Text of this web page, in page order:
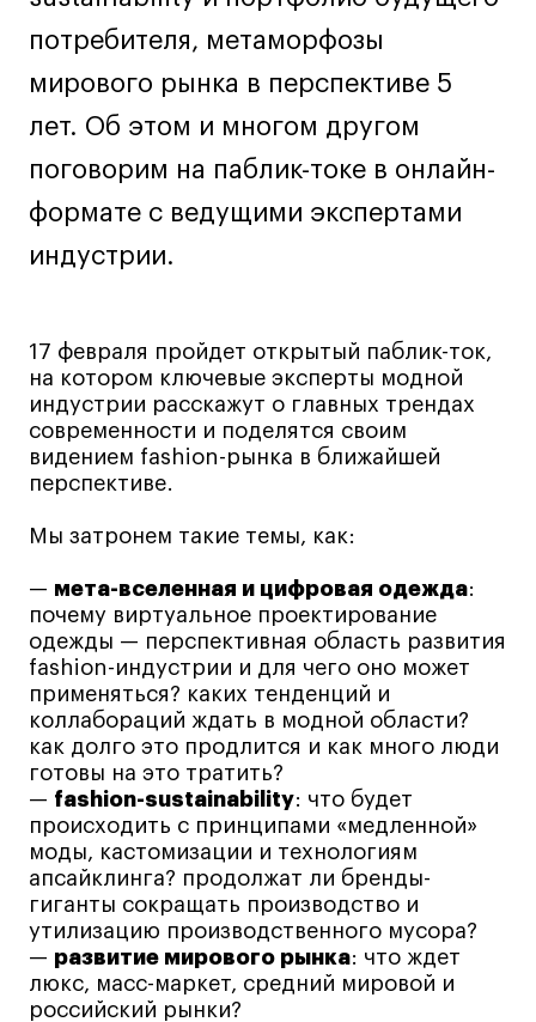
Лайфстайл
Онлайн
Маркетинг и генерация лидов
Искусство
Фотография
Очно + онлайн
Техникум
Специалист кино- и медиапродакшена
Графический дизайнер
Цифровой маркетолог
Технолог-конструктор одежды
Все программы
Для школьников
Интенсивы
Среднесрочные
Долгосрочные
Все программы
О школе
Новости
События
потребителя, метаморфозы
мирового рынка в перспективе 5
лет. Об этом и многом другом
поговорим на паблик-токе в онлайн-
формате с ведущими экспертами
индустрии.
17 февраля пройдет открытый паблик-ток,
на котором ключевые эксперты модной
индустрии расскажут о главных трендах
современности и поделятся своим
видением fashion-рынка в ближайшей
перспективе.
Мы затронем такие темы, как:
— мета-вселенная и цифровая одежда:
почему виртуальное проектирование
одежды — перспективная область развития
fashion-индустрии и для чего оно может
применяться? каких тенденций и
коллабораций ждать в модной области?
как долго это продлится и как много люди
готовы на это тратить?
— fashion-sustainability: что будет
происходить с принципами «медленной»
моды, кастомизации и технологиям
апсайклинга? продолжат ли бренды-
гиганты сокращать производство и
утилизацию производственного мусора?
— развитие мирового рынка: что ждет
люкс, масс-маркет, средний мировой и
российский рынки?